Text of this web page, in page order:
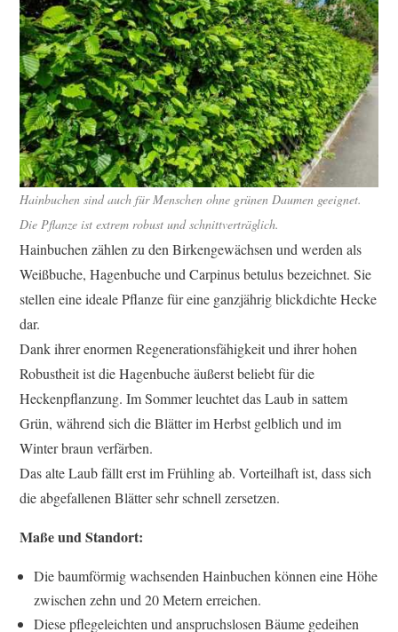
Hainbuchen sind auch für Menschen ohne grünen Daumen geeignet.
Die Pflanze ist extrem robust und schnittverträglich.
Hainbuchen zählen zu den Birkengewächsen und werden als
Weißbuche, Hagenbuche und Carpinus betulus bezeichnet. Sie
stellen eine ideale Pflanze für eine ganzjährig blickdichte Hecke
dar.
Dank ihrer enormen Regenerationsfähigkeit und ihrer hohen
Robustheit ist die Hagenbuche äußerst beliebt für die
Heckenpflanzung. Im Sommer leuchtet das Laub in sattem
Grün, während sich die Blätter im Herbst gelblich und im
Winter braun verfärben.
Das alte Laub fällt erst im Frühling ab. Vorteilhaft ist, dass sich
die abgefallenen Blätter sehr schnell zersetzen.
Maße und Standort:
Die baumförmig wachsenden Hainbuchen können eine Höhe
zwischen zehn und 20 Metern erreichen.
Diese pflegeleichten und anspruchslosen Bäume gedeihen